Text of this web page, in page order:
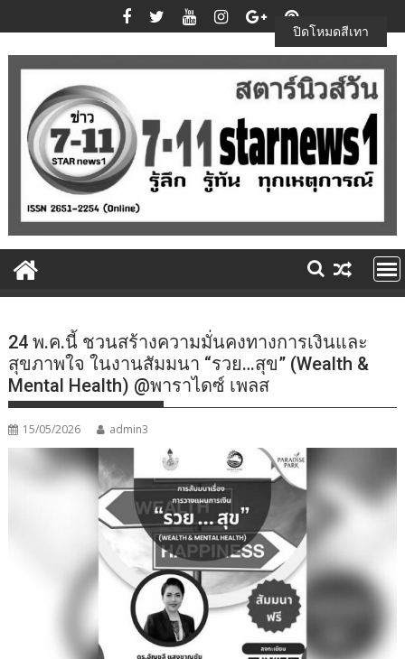
to
content
24 พ.ค.นี้ ชวนสร้างความมั่นคงทางการเงินและ
สุขภาพใจ ในงานสัมมนา “รวย…สุข” (Wealth &
Mental Health) @พาราไดซ์ เพลส
15/05/2026 admin3
ปิดโหมดสีเทา